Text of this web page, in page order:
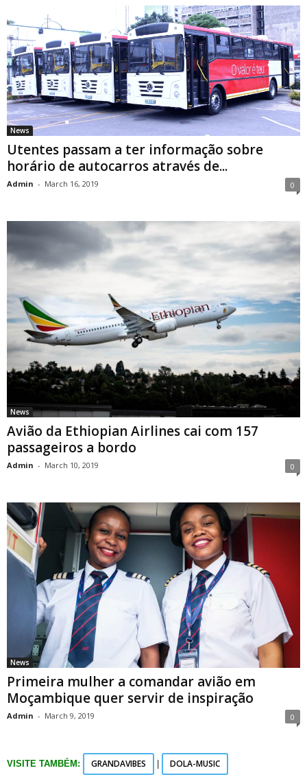
News
Utentes passam a ter informação sobre
horário de autocarros através de...
Admin - March 16, 2019 0
News
Avião da Ethiopian Airlines cai com 157
passageiros a bordo
Admin - March 10, 2019 0
News
Primeira mulher a comandar avião em
Moçambique quer servir de inspiração
Admin - March 9, 2019 0
VISITE TAMBÉM: GRANDAVIBES | DOLA-MUSIC